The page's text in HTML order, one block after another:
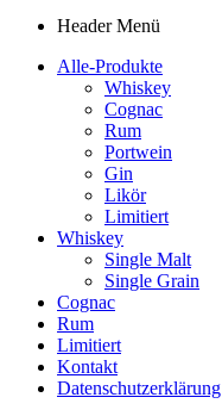
Header Menü
Alle-Produkte
Whiskey
Cognac
Rum
Portwein
Gin
Likör
Limitiert
Whiskey
Single Malt
Single Grain
Cognac
Rum
Limitiert
Kontakt
Datenschutzerklärung